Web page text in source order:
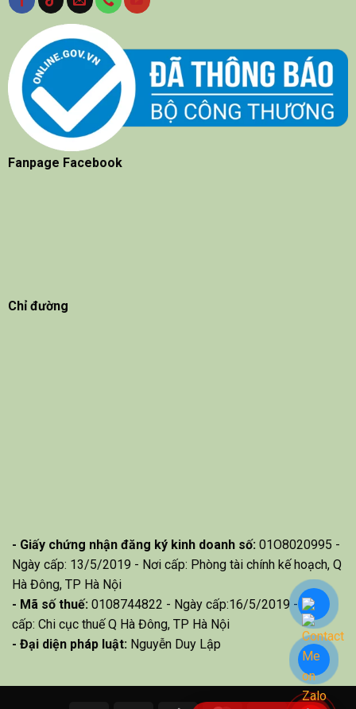
Fanpage Facebook
Chỉ đường
- Giấy chứng nhận đăng ký kinh doanh số: 01O8020995 -
Ngày cấp: 13/5/2019 - Nơi cấp: Phòng tài chính kế hoạch, Q
Hà Đông, TP Hà Nội
- Mã số thuế: 0108744822 - Ngày cấp:16/5/2019 - Nơi
cấp: Chi cục thuế Q Hà Đông, TP Hà Nội
- Đại diện pháp luật: Nguyễn Duy Lập